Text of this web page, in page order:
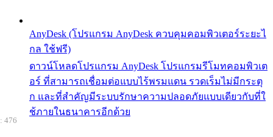
AnyDesk (โปรแกรม AnyDesk ควบคุมคอมพิวเตอร์ระยะไ
กล ใช้ฟรี)
ดาวน์โหลดโปรแกรม AnyDesk โปรแกรมรีโมทคอมพิวเต
อร์ ที่สามารถเชื่อมต่อแบบไร้พรมแดน รวดเร็มไม่มีกระตุ
ก และที่สำคัญมีระบบรักษาความปลอดภัยแบบเดียวกับที่ใ
ช้ภายในธนาคารอีกด้วย
476